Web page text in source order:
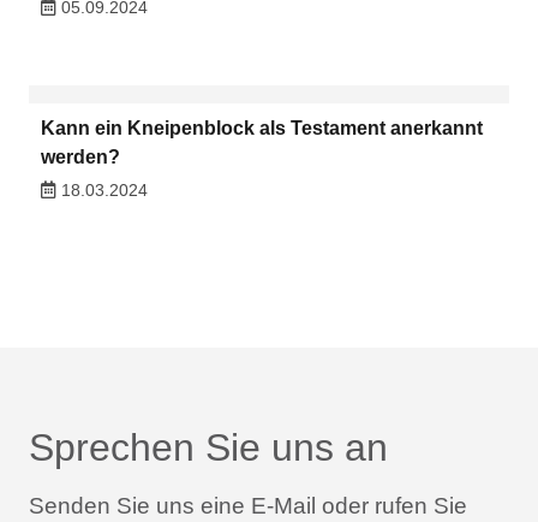
05.09.2024
Kann ein Kneipenblock als Testament anerkannt
werden?
18.03.2024
Sprechen Sie uns an
Senden Sie uns eine E-Mail oder rufen Sie